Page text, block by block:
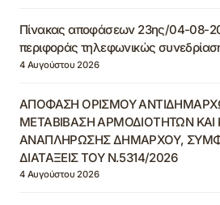
Πίνακας αποφάσεων 23ης/04-08-
περιφοράς τηλεφωνικώς
4 Αυγούστου 2026
ΑΠΟΦΑΣΗ ΟΡΙΣΜΟΥ
ΜΕΤΑΒΙΒΑΣΗ ΑΡΜΟΔΙΟΤΗΤΩΝ ΚΑΙ
ΑΝΑΠΛΗΡΩΣΗΣ ΔΗΜΑΡΧΟΥ,
ΔΙΑΤΑΞΕΙΣ ΤΟΥ Ν.5314/2026
4 Αυγούστου 2026